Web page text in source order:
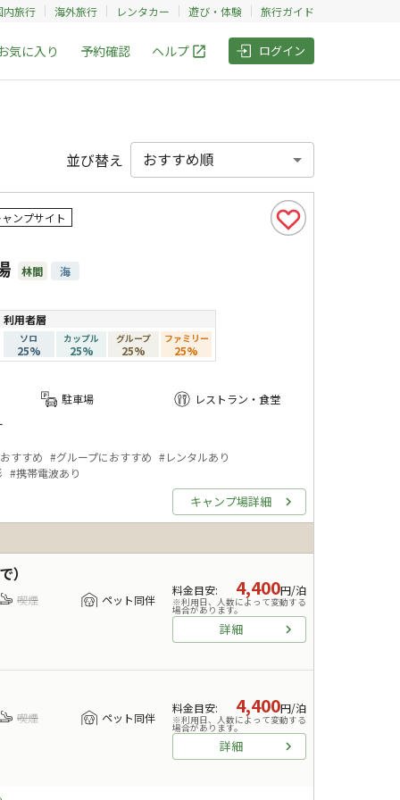
内旅行 海外旅行 レンタカー 遊び・体験 旅行ガイド
気に入り 予約確認 ヘルプ ログイン
並び替え
ンプサイト
林間 海
利用者層
ソロ
25%
カップル
25%
グループ
25%
ファミリー
25%
駐車場
レストラン・食堂
すすめ #グループにおすすめ #レンタルあり
#携帯電波あり
キャンプ場詳細
）
喫煙 ペット同伴
料金目安: 4,400円/泊
※利用日、人数によって変動する
場合があります。
詳細
喫煙 ペット同伴
料金目安: 4,400円/泊
※利用日、人数によって変動する
場合があります。
詳細